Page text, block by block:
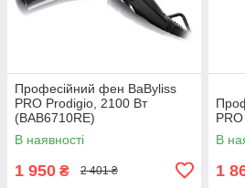
Професійний фен BaByliss
PRO Prodigio, 2100 Вт
(BAB6710RE)
В наявності
1 950 ₴ 2 401 ₴
В
1